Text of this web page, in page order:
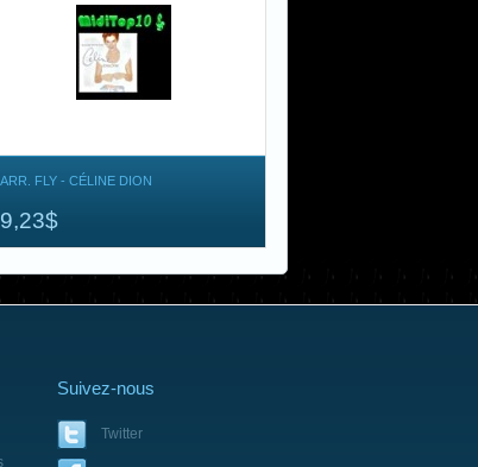
ARR. FLY - CÉLINE DION
9,23$
Suivez-nous
Twitter